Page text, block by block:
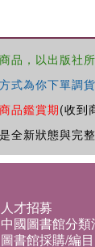
，以出版社
為你下單調
品鑑賞期(收到
新狀態與完
人才招募
中國圖書館分類
圖書館採購/編目